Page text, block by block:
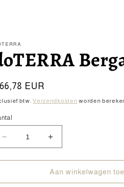
EUR
btw.Verzendkosten worden
Aantal
verlagen
voor
Bergamot
Aantal
verhogen
voor
doTERRA
Bergamot
Aan winkelwagen